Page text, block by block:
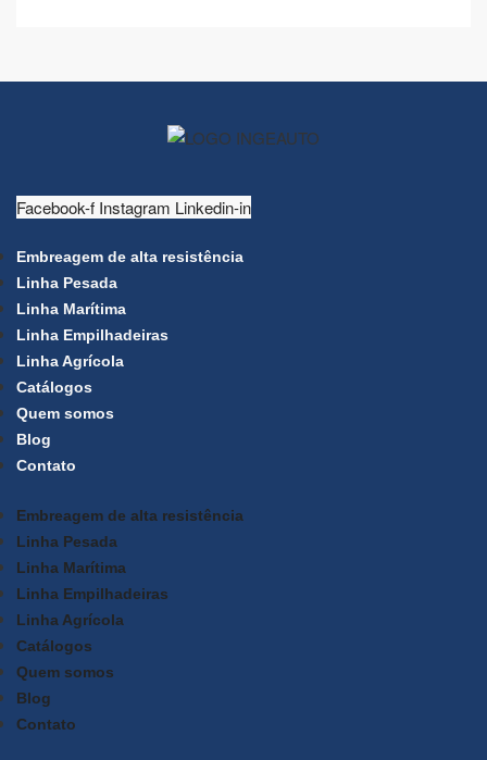
Facebook-f Instagram Linkedin-in
Embreagem de alta resistência
Linha Pesada
Linha Marítima
Linha Empilhadeiras
Linha Agrícola
Catálogos
Quem somos
Blog
Contato
Embreagem de alta resistência
Linha Pesada
Linha Marítima
Linha Empilhadeiras
Linha Agrícola
Catálogos
Quem somos
Blog
Contato